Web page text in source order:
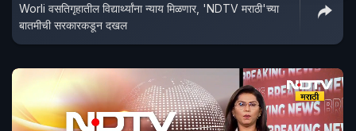
Worli वसतिगृहातील विद्यार्थ्यांना न्याय मिळणार, 'NDTV मराठी'च्या
बातमीची सरकारकडून दखल